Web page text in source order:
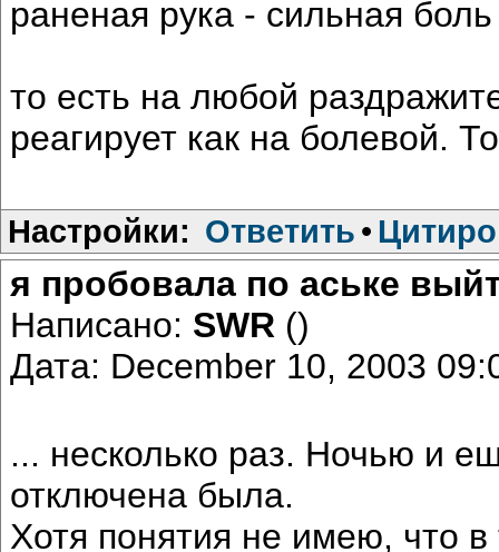
раненая рука - сильная боль
то есть на любой
реагирует как на болевой.
Настройки: Ответить •
я пробовала по аське
Написано: SWR ()
Дата: December 10, 2003
... несколько раз. Ночью и
отключена была.
Хотя понятия не имею, что в